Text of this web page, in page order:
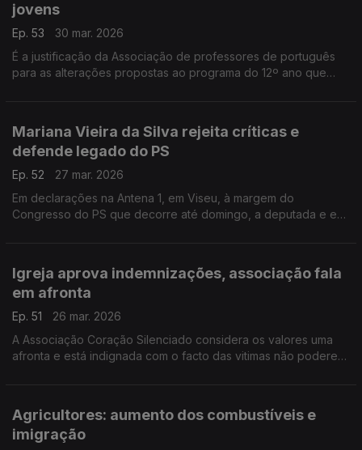
jovens
Ep. 53
30 mar. 2026
É a justificação da Associação de professores de português
para as alterações propostas ao programa do 12º ano que
Mariana Vieira da Silva rejeita críticas e
defende legado do PS
Ep. 52
27 mar. 2026
Em declarações na Antena 1, em Viseu, à margem do
Congresso do PS que decorre até domingo, a deputada e ex-
Igreja aprova indemnizações, associação fala
em afronta
Ep. 51
26 mar. 2026
A Associação Coração Silenciado considera os valores uma
afronta e está indignada com o facto das vitimas não poderem
Agricultores: aumento dos combustíveis e
imigração